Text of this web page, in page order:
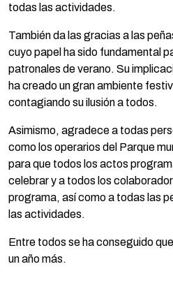
todas las actividades.
También da las gracias a las
cuyo papel ha sido fundamental
patronales de verano. Su
ha creado un gran ambiente
contagiando su ilusión a todos.
Asimismo, agradece a todas
como los operarios del Parque
para que todos los actos
celebrar y a todos los
programa, así como a todas las
las actividades.
Entre todos se ha conseguido
un año más.